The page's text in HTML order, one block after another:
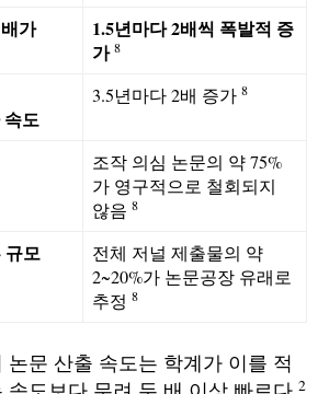
가
1.5년마다 2배씩 폭발적 증
가 8
도
3.5년마다 2배 증가8
조작 의심 논문의 약 75%
가 영구적으로 철회되지
않음8
규모
전체 저널 제출물의 약
2~20%가 논문공장 유래로
추정8
논문 산출 속도는 학계가 이를 적
2